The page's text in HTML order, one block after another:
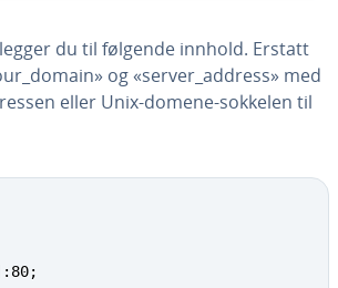
du til følgende innhold. Erstatt
og «server_address» med
eller Unix-domene-sokkelen til